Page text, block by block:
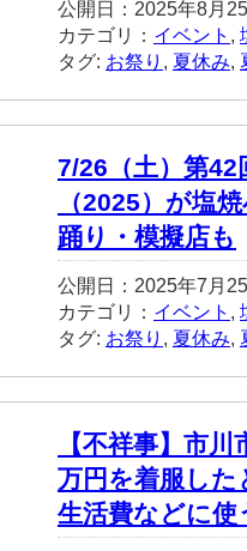
公開日：2025年8月
カテゴリ： イベント ,
タグ: お祭り , 夏休み,
7/26（土）第42
（2025）が塩
踊り・模擬店も
公開日：2025年7月
カテゴリ： イベント ,
タグ: お祭り , 夏休み,
【不祥事】市
万円を着服した
生活費などに使